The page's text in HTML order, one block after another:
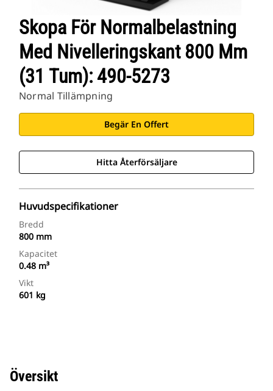
Skopa För Normalbelastning
Med Nivelleringskant 800 Mm
(31 Tum): 490-5273
Normal Tillämpning
Begär En Offert
Hitta Återförsäljare
Huvudspecifikationer
Bredd
800 mm
Kapacitet
0.48 m³
Vikt
601 kg
Översikt